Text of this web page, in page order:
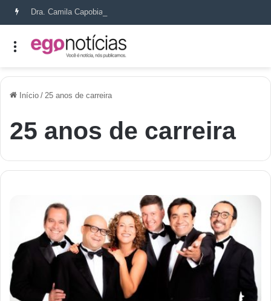
Início / 25 anos de carreira
25 anos de carreira